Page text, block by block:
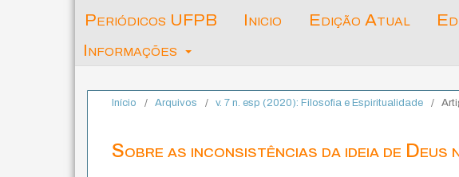
Periódicos UFPB Inicio Edição Atual
Informações
Início / Arquivos / v. 7 n. esp (2020): Filosofia e Espiritualidade /
Sobre as inconsistências da ideia de